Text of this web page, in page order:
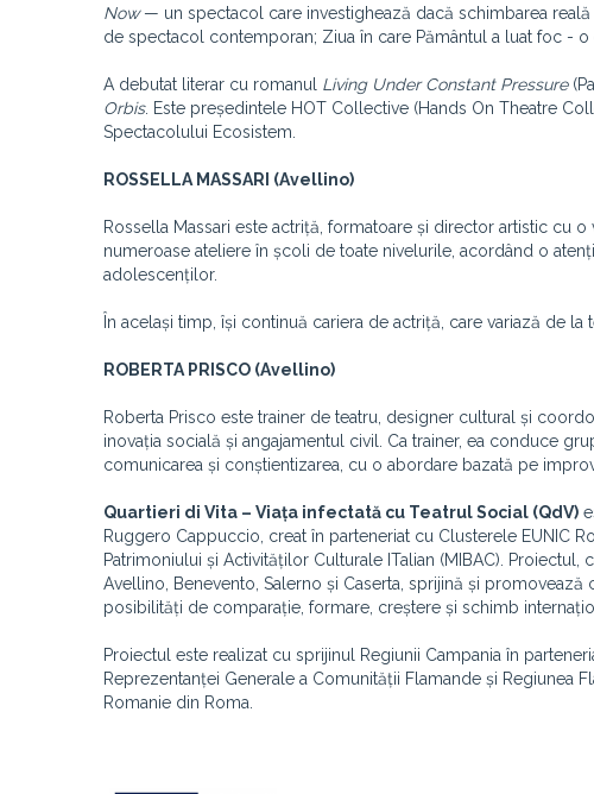
Now— un spectacol care investighează dacă schimbarea
de spectacol contemporan; Ziua în care Pământul a luat foc -
A debutat literar cu romanul Living Under Constant Pressure
Orbis. Este președintele HOT Collective (Hands On Theatre
Spectacolului Ecosistem.
ROSSELLA MASSARI (Avellino)
Rossella Massari este actriță, formatoare și director artistic cu
numeroase ateliere în școli de toate nivelurile, acordând o
adolescenților.
În același timp, își continuă cariera de actriță, care variază de
ROBERTA PRISCO (Avellino)
Roberta Prisco este trainer de teatru, designer cultural și
inovația socială și angajamentul civil. Ca trainer, ea conduce
comunicarea și conștientizarea, cu o abordare bazată pe
Quartieri di Vita – Viața infectată cu Teatrul Social (QdV)
Ruggero Cappuccio, creat în parteneriat cu Clusterele EUNIC
Patrimoniului și Activităților Culturale ITalian (MIBAC).
Avellino, Benevento, Salerno și Caserta, sprijină și
posibilități de comparație, formare, creștere și schimb
Proiectul este realizat cu sprijinul Regiunii Campania în
Reprezentanței Generale a Comunității Flamande și Regiunea
Romanie din Roma.